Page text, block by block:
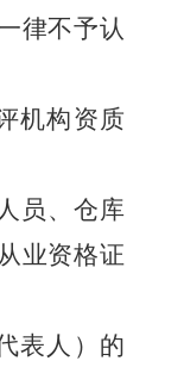
律不予认
机构资质
员、仓库
业资格证
表人）的